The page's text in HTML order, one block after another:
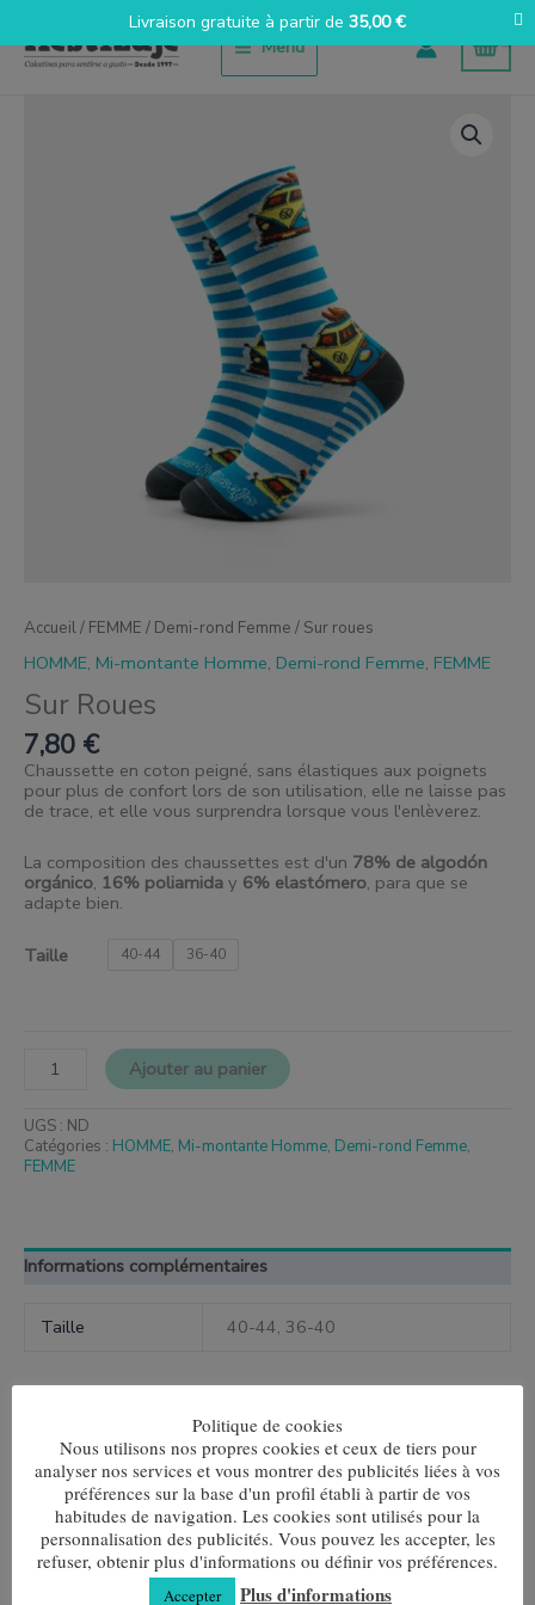
contenu
Menu
Accueil/ FEMME / Demi-rond Femme / Sur roues
HOMME, Mi-montante Homme, Demi-rond Femme, FEMME
Sur Roues
7,80 €
Chaussette en coton peigné, sans élastiques aux poignets
pour plus de confort lors de son utilisation, elle ne laisse pas
de trace, et elle vous surprendra lorsque vous l'enlèverez.
La composition des chaussettes est d'un 78% de algodón
orgánico, 16% poliamida y 6% elastómero, para que se
adapte bien.
Taille 40-44 36-40
Ajouter au panier
UGS : ND
Catégories : HOMME, Mi-montante Homme, Demi-rond Femme,
FEMME
Informations complémentaires
Taille 40-44, 36-40
Produits similaires
Les doigts d'Annie
7,80€
Ce
produit
a
plusieurs
variantes.
Les
Multirayures marron
7,80€
Ce
produit
a
plusieurs
Politique de cookies
Nous utilisons nos propres cookies et ceux de tiers pour
analyser nos services et vous montrer des publicités liées à vos
préférences sur la base d'un profil établi à partir de vos
habitudes de navigation. Les cookies sont utilisés pour la
personnalisation des publicités. Vous pouvez les accepter, les
refuser, obtenir plus d'informations ou définir vos préférences.
Accepter Plus d'informations
Livraison gratuite à partir de 35,00€